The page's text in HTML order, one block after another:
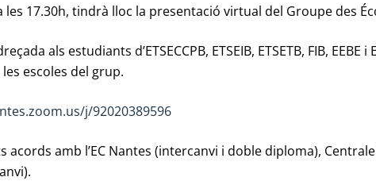
les 17.30h, tindrà lloc la presentació virtual del Groupe des
als estudiants d’ETSECCPB, ETSEIB, ETSETB, FIB,
escoles del grup.
j/92020389596
acords amb l’EC Nantes (intercanvi i doble diploma),